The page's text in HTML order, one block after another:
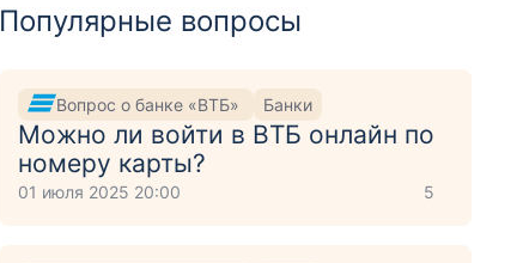
Популярные вопросы
Вопрос о банке «ВТБ» Банки
Можно ли войти в ВТБ онлайн по
номеру карты?
01 июля 2025 20:00 5